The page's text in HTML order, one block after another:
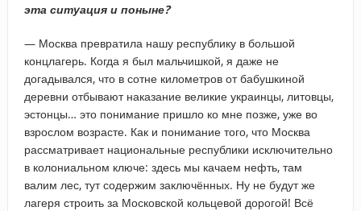
эта ситуация и поныне?
— Москва превратила нашу республику в большой
концлагерь. Когда я был мальчишкой, я даже не
догадывался, что в сотне километров от бабушкиной
деревни отбывают наказание великие украинцы, литовцы,
эстонцы… это понимание пришло ко мне позже, уже во
взрослом возрасте. Как и понимание того, что Москва
рассматривает национальные республики исключительно
в колониальном ключе: здесь мы качаем нефть, там
валим лес, тут содержим заключённых. Ну не будут же
лагеря строить за Московской кольцевой дорогой! Всё